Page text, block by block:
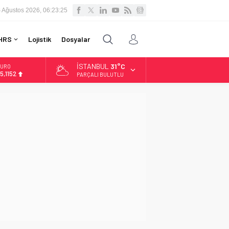
Ağustos 2026, 06:23:26
Lojistik Dosyalar
İSTANBUL 31°C
PARÇALI BULUTLU